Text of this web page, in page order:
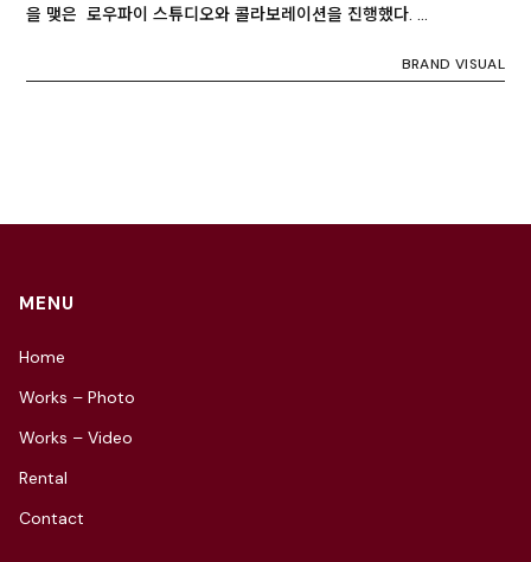
을 맺은 로우파이 스튜디오와 콜라보레이션을 진행했다. …
BRAND VISUAL
MENU
Home
Works – Photo
Works – Video
Rental
Contact